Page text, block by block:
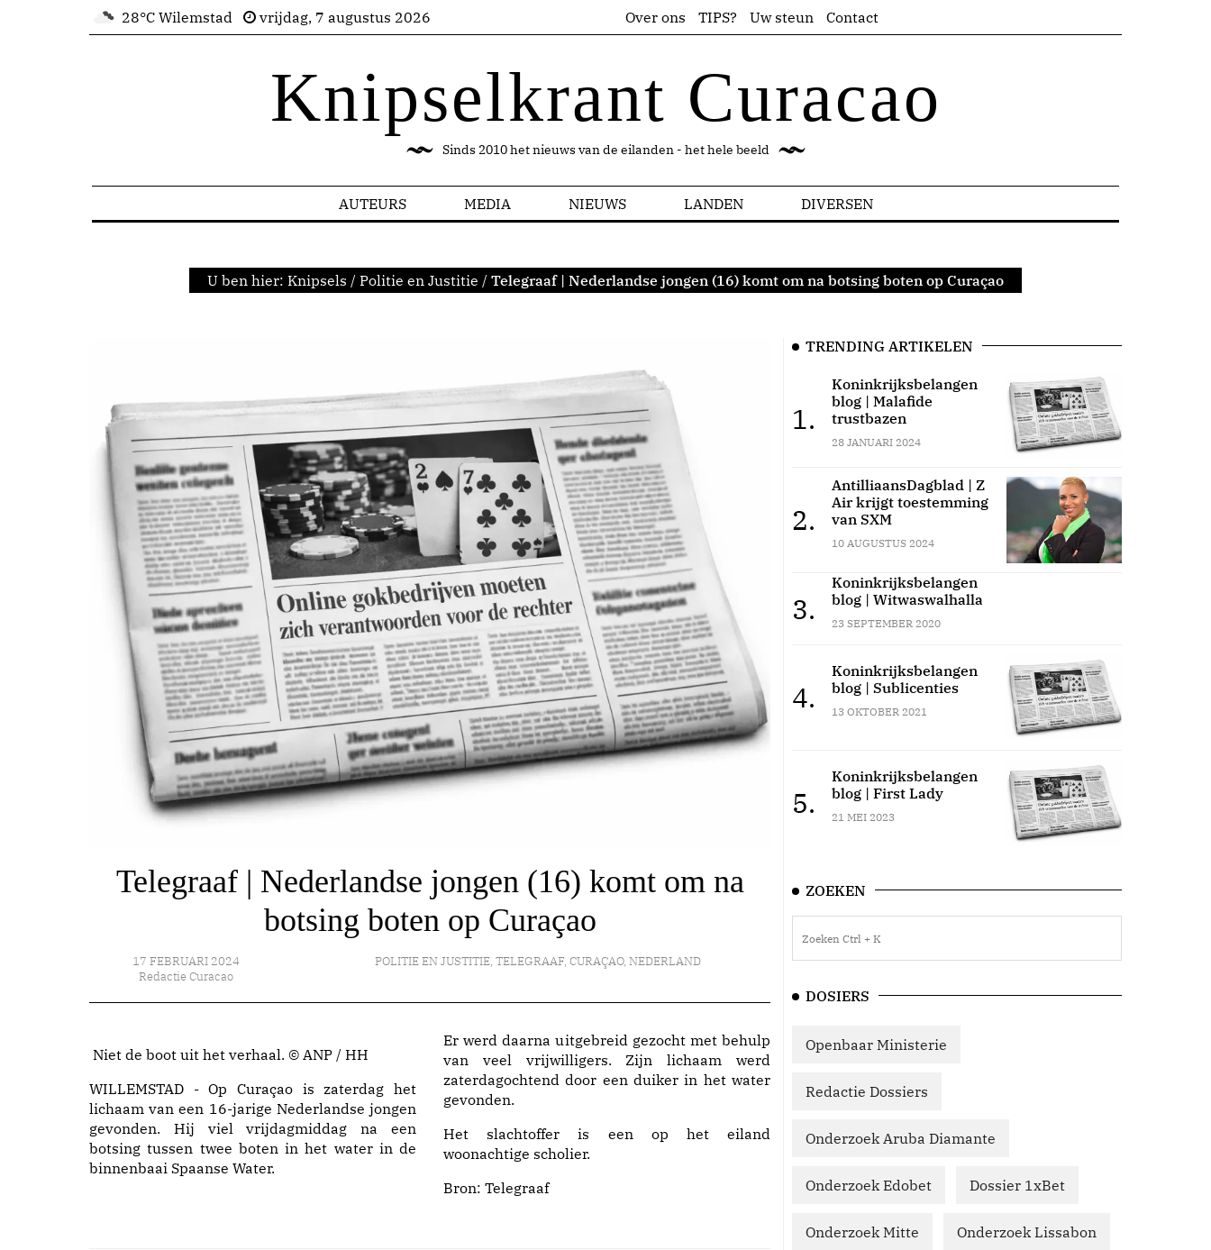
28°C Wilemstad vrijdag, 7 augustus 2026 Over ons TIPS? Uw steun Contact
Knipselkrant Curacao
Sinds 2010 het nieuws van de eilanden - het hele beeld
AUTEURS MEDIA NIEUWS LANDEN DIVERSEN
U ben hier: Knipsels / Politie en Justitie / Telegraaf | Nederlandse jongen (16) komt om na botsing boten op Curaçao
Telegraaf | Nederlandse jongen (16) komt om na
botsing boten op Curaçao
17 FEBRUARI 2024
Redactie Curacao
POLITIE EN JUSTITIE, TELEGRAAF, CURAÇAO, NEDERLAND
Niet de boot uit het verhaal. © ANP / HH
WILLEMSTAD - Op Curaçao is zaterdag het
lichaam van een 16-jarige Nederlandse jongen
gevonden. Hij viel vrijdagmiddag na een
botsing tussen twee boten in het water in de
binnenbaai Spaanse Water.
Er werd daarna uitgebreid gezocht met behulp
van veel vrijwilligers. Zijn lichaam werd
zaterdagochtend door een duiker in het water
gevonden.
Het slachtoffer is een op het eiland
woonachtige scholier.
Bron: Telegraaf
TRENDING ARTIKELEN
1.
Koninkrijksbelangen
blog | Malafide
trustbazen
28 JANUARI 2024
2.
AntilliaansDagblad | Z
Air krijgt toestemming
van SXM
10 AUGUSTUS 2024
3.
Koninkrijksbelangen
blog | Witwaswalhalla
23 SEPTEMBER 2020
4.
Koninkrijksbelangen
blog | Sublicenties
13 OKTOBER 2021
5.
Koninkrijksbelangen
blog | First Lady
21 MEI 2023
ZOEKEN
DOSIERS
Openbaar Ministerie
Redactie Dossiers
Onderzoek Aruba Diamante
Onderzoek Edobet Dossier 1xBet
Onderzoek Mitte Onderzoek Lissabon